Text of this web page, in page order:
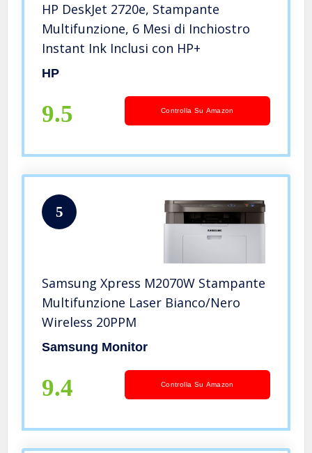
HP DeskJet 2720e, Stampante
Multifunzione, 6 Mesi di Inchiostro
Instant Ink Inclusi con HP+
HP
9.5 Controlla Su Amazon
5
Samsung Xpress M2070W Stampante
Multifunzione Laser Bianco/Nero
Wireless 20PPM
Samsung Monitor
9.4 Controlla Su Amazon